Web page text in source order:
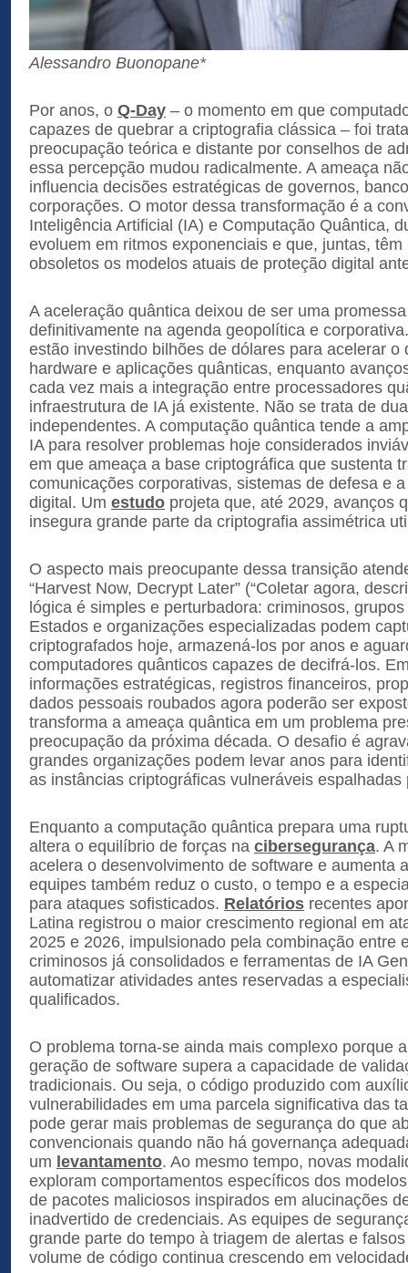
Alessandro Buonopane*
Por anos, o Q-Day – o momento em que
capazes de quebrar a criptografia clássica – foi
preocupação teórica e distante por conselhos de
essa percepção mudou radicalmente. A ameaça
influencia decisões estratégicas de governos,
corporações. O motor dessa transformação é a
Inteligência Artificial (IA) e Computação Quântica,
evoluem em ritmos exponenciais e que, juntas,
obsoletos os modelos atuais de proteção digital
A aceleração quântica deixou de ser uma
definitivamente na agenda geopolítica e
estão investindo bilhões de dólares para acelerar o
hardware e aplicações quânticas, enquanto
cada vez mais a integração entre processadores
infraestrutura de IA já existente. Não se trata de
independentes. A computação quântica tende a
IA para resolver problemas hoje considerados
em que ameaça a base criptográfica que sustenta
comunicações corporativas, sistemas de defesa e
digital. Um estudo projeta que, até 2029, avanços
insegura grande parte da criptografia assimétrica
O aspecto mais preocupante dessa transição
“Harvest Now, Decrypt Later” (“Coletar agora,
lógica é simples e perturbadora: criminosos,
Estados e organizações especializadas podem
criptografados hoje, armazená-los por anos e
computadores quânticos capazes de decifrá-los.
informações estratégicas, registros financeiros,
dados pessoais roubados agora poderão ser
transforma a ameaça quântica em um problema
preocupação da próxima década. O desafio é
grandes organizações podem levar anos para
as instâncias criptográficas vulneráveis
Enquanto a computação quântica prepara uma
altera o equilíbrio de forças na cibersegurança. A
acelera o desenvolvimento de software e aumenta
equipes também reduz o custo, o tempo e a
para ataques sofisticados. Relatórios recentes
Latina registrou o maior crescimento regional em
2025 e 2026, impulsionado pela combinação entre
criminosos já consolidados e ferramentas de IA
automatizar atividades antes reservadas a
qualificados.
O problema torna-se ainda mais complexo porque
geração de software supera a capacidade de
tradicionais. Ou seja, o código produzido com
vulnerabilidades em uma parcela significativa das
pode gerar mais problemas de segurança do que
convencionais quando não há governança
um levantamento. Ao mesmo tempo, novas
exploram comportamentos específicos dos
de pacotes maliciosos inspirados em alucinações
inadvertido de credenciais. As equipes de
grande parte do tempo à triagem de alertas e
volume de código continua crescendo em